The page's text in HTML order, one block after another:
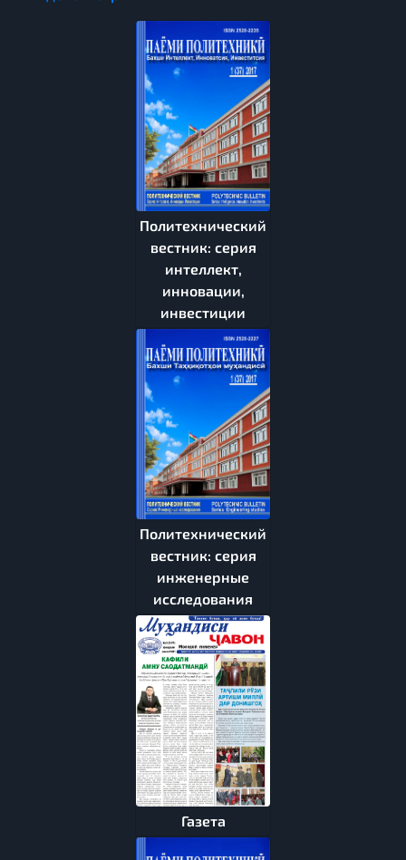
Политехнический
вестник: серия
интеллект,
инновации,
инвестиции
Политехнический
вестник: серия
инженерные
исследования
Газета